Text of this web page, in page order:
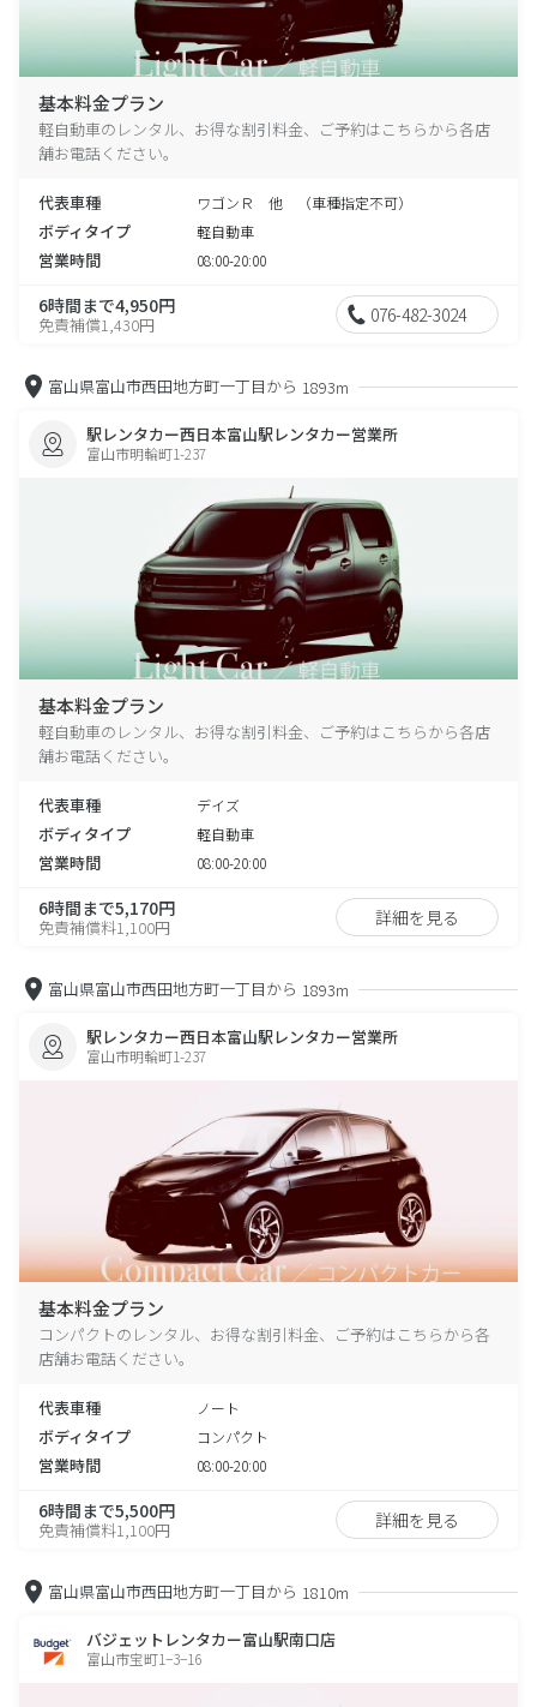
基本料金プラン
軽自動車のレンタル、お得な割引料金、ご予約はこちらから各店
舗お電話ください。
代表車種 ワゴンＲ 他 （車種指定不可）
ボディタイプ 軽自動車
営業時間 08:00-20:00
6時間まで4,950円
免責補償1,430円 076-482-3024
富山県富山市西田地方町一丁目から 1893m
駅レンタカー西日本富山駅レンタカー営業所
富山市明輪町1-237
基本料金プラン
軽自動車のレンタル、お得な割引料金、ご予約はこちらから各店
舗お電話ください。
代表車種 デイズ
ボディタイプ 軽自動車
営業時間 08:00-20:00
6時間まで5,170円
免責補償料1,100円 詳細を見る
富山県富山市西田地方町一丁目から 1893m
駅レンタカー西日本富山駅レンタカー営業所
富山市明輪町1-237
基本料金プラン
コンパクトのレンタル、お得な割引料金、ご予約はこちらから各
店舗お電話ください。
代表車種 ノート
ボディタイプ コンパクト
営業時間 08:00-20:00
6時間まで5,500円
免責補償料1,100円 詳細を見る
富山県富山市西田地方町一丁目から 1810m
バジェットレンタカー富山駅南口店
富山市宝町1−3−16